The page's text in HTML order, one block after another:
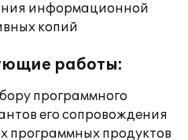
информационной
копий
работы:
программного
его сопровождения
продуктов